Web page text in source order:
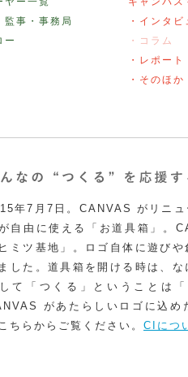
監事・事務局
ー
・インタビ
・コラム
・レポート
・そのほか
年7月7日。CANVAS がリニュ
自由に使える「お道具箱」。
ミツ基地」。ロゴ自体に遊び
した。道具箱を開ける時は、な
て「つくる」ということは
があたらしいロゴに込め
ちらからご覧ください。 CIにつ